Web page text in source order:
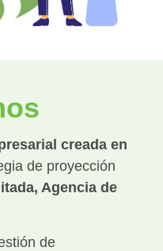
creada en
de proyección
Agencia de
de